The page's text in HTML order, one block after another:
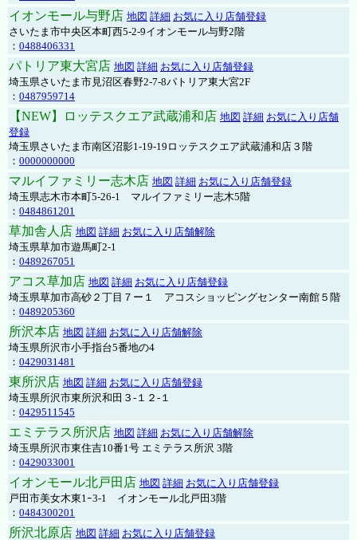
イオンモール与野店 地図 詳細 お気に入り店舗登録
さいたま市中央区本町西5-2-9イオンモール与野2階
： 0488406331
パトリア東大宮店 地図 詳細 お気に入り店舗登録
埼玉県さいたま市見沼区春野2-7-8パトリア東大宮2F
： 0487959714
【NEW】ロッテスクエア武蔵浦和店 地図 詳細 お気に入り店舗
登録
埼玉県さいたま市南区沼影1-19-19ロッテスクエア武蔵浦和店３階
： 0000000000
マルイファミリー志木店 地図 詳細 お気に入り店舗登録
埼玉県志木市本町5-26-1 マルイファミリー志木5階
： 0484861201
草加舎人店 地図 詳細 お気に入り店舗解除
埼玉県草加市遊馬町2-1
： 0489267051
アコス草加店 地図 詳細 お気に入り店舗登録
埼玉県草加市高砂２丁目７ー１ アコスショッピングセンター南館５階
： 0489205360
所沢本店 地図 詳細 お気に入り店舗解除
埼玉県所沢市小手指台5番地の4
： 0429031481
東所沢店 地図 詳細 お気に入り店舗登録
埼玉県所沢市東所沢和田３-１２-１
： 0429511545
エミテラス所沢店 地図 詳細 お気に入り店舗解除
埼玉県所沢市東住吉10番1号 エミテラス所沢 3階
： 0429033001
イオンモール北戸田店 地図 詳細 お気に入り店舗登録
戸田市美女木東1ｰ3‐1 イオンモール北戸田3階
： 0484300201
所沢北原店 地図 詳細 お気に入り店舗登録